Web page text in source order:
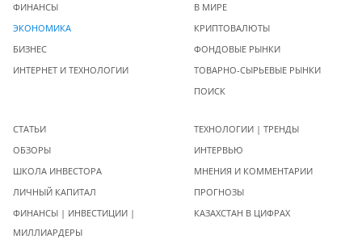
ФИНАНСЫ
ЭКОНОМИКА
БИЗНЕС
ИНТЕРНЕТ И ТЕХНОЛОГИИ
В МИРЕ
КРИПТОВАЛЮТЫ
ФОНДОВЫЕ РЫНКИ
ТОВАРНО-СЫРЬЕВЫЕ РЫНКИ
ПОИСК
СТАТЬИ
ОБЗОРЫ
ШКОЛА ИНВЕСТОРА
ЛИЧНЫЙ КАПИТАЛ
ФИНАНСЫ | ИНВЕСТИЦИИ |
МИЛЛИАРДЕРЫ
ТЕХНОЛОГИИ | ТРЕНДЫ
ИНТЕРВЬЮ
МНЕНИЯ И КОММЕНТАРИИ
ПРОГНОЗЫ
КАЗАХСТАН В ЦИФРАХ